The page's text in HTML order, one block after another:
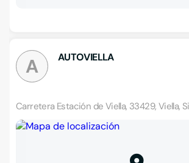
A AUTOVIELLA
Carretera Estación de Viella, 33429, Viella,